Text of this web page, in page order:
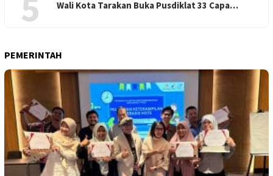
Wali Kota Tarakan Buka Pusdiklat 33 Capa…
PEMERINTAH